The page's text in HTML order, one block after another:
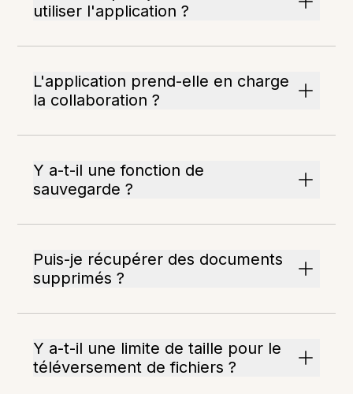
utiliser l'application ?
L'application prend-elle en charge
la collaboration ?
Y a-t-il une fonction de
sauvegarde ?
Puis-je récupérer des documents
supprimés ?
Y a-t-il une limite de taille pour le
téléversement de fichiers ?